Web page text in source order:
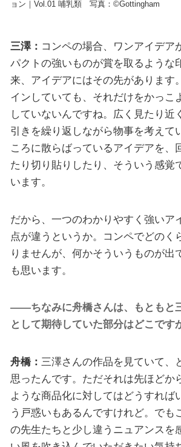
ョン｜Vol.01 哺乳類 写真：©︎Gottingham
三澤： コンペの場合、ワンアイデア
パクトの強いものが賞を取るような
来、アイデアにはその先があります
インしていても、それだけをかっこ
していないんですね。広く見たり近
引きを繰り返しながら物事を考えて
ころに散らばっているアイデアを、
たり切り貼りしたり、そういう感覚
います。
だから、一つのわかりやすく強いア
点が違うというか。コンペでどのく
りませんが、何かそういうものが出
も思います。
――ちなみに舟橋さんは、もともと
として期待していた部分はどこです
舟橋： 三澤さんの作品を見ていて、
思ったんです。ただそれは先ほどか
ような商品化に対してはどうすれば
う戸惑いもあるんですけれど。でも
の先生たちと少し違うニュアンスを